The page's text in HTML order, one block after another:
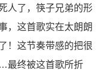
人了，筷子兄弟的形
，这首歌实在太朗朗
！这节奏带感的把很
最终被这首歌所折